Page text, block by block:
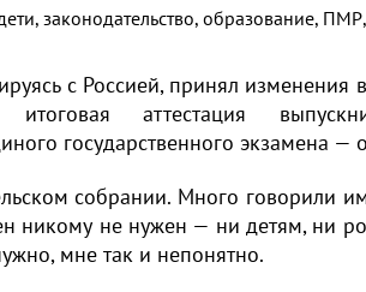
, законодательство, образование, ПМР,
с Россией, принял
аттестация
государственного экзамена —
собрании. Много говорили
никому не нужен — ни детям, ни
мне так и непонятно.